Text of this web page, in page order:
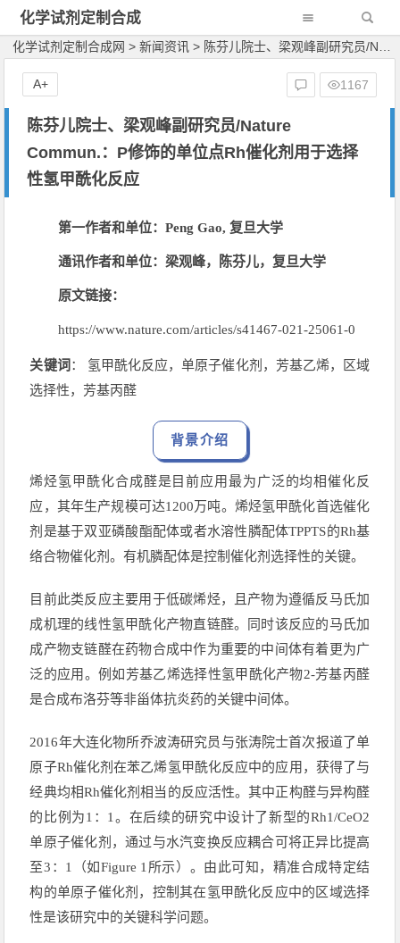
化学试剂定制合成
网
化学试剂定制合成网 > 新闻资讯 > 陈芬儿院士、梁观峰副研究员/Nature Commun.：P修饰的单位点Rh催化剂用于选择性氢甲酰化反应
陈芬儿院士、梁观峰副研究员/Nature
Commun.：P修饰的单位点Rh催化剂用于选择
性氢甲酰化反应
1167
A+
第一作者和单位：Peng Gao,复旦大学
通讯作者和单位：梁观峰，陈芬儿，复旦大学
原文链接：
https://www.nature.com/articles/s41467-021-25061-0
关键词 ： 氢甲酰化反应，单原子催化剂，芳基乙烯，区域
选择性，芳基丙醛
背景介绍
烯烃氢甲酰化合成醛是目前应用最为广泛的均相催化反
应，其年生产规模可达1200万吨。烯烃氢甲酰化首选催化
剂是基于双亚磷酸酯配体或者水溶性膦配体TPPTS的Rh基
络合物催化剂。有机膦配体是控制催化剂选择性的关键。
目前此类反应主要用于低碳烯烃，且产物为遵循反马氏加
成机理的线性氢甲酰化产物直链醛。同时该反应的马氏加
成产物支链醛在药物合成中作为重要的中间体有着更为广
泛的应用。例如芳基乙烯选择性氢甲酰化产物2-芳基丙醛
是合成布洛芬等非甾体抗炎药的关键中间体。
2016年大连化物所乔波涛研究员与张涛院士首次报道了单
原子Rh催化剂在苯乙烯氢甲酰化反应中的应用，获得了与
经典均相Rh催化剂相当的反应活性。其中正构醛与异构醛
的比例为1：1。在后续的研究中设计了新型的Rh1/CeO2
单原子催化剂，通过与水汽变换反应耦合可将正异比提高
至3：1（如Figure 1所示）。由此可知，精准合成特定结
构的单原子催化剂，控制其在氢甲酰化反应中的区域选择
性是该研究中的关键科学问题。